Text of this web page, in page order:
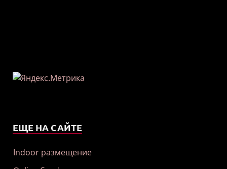
ЕЩЕ НА САЙТЕ
Indoor размещение